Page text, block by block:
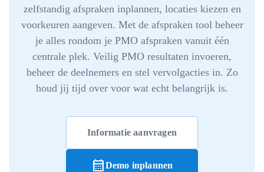
zelfstandig afspraken inplannen, locaties kiezen en
voorkeuren aangeven. Met de afspraken tool beheer
je alles rondom je PMO afspraken vanuit één
centrale plek. Veilig PMO resultaten invoeren,
beheer de deelnemers en stel vervolgacties in. Zo
houd jij tijd over voor wat echt belangrijk is.
Informatie aanvragen
calendar_monthDemo inplannen